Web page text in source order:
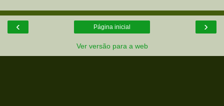
‹ ›
Página inicial
Ver versão para a web